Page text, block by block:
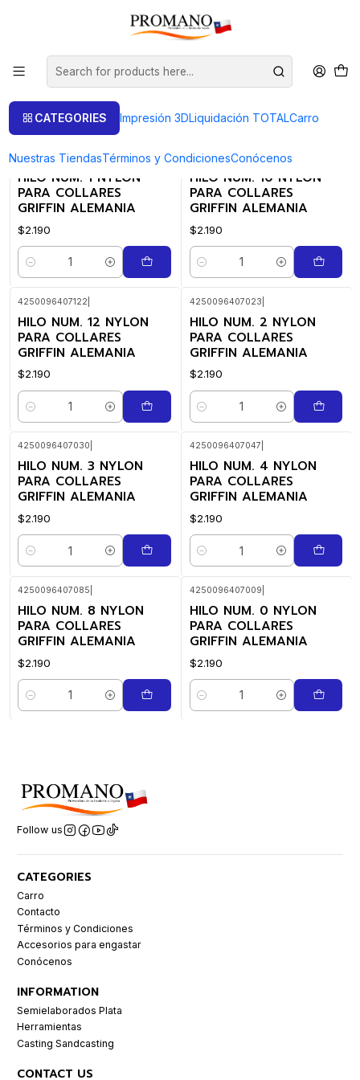
CATEGORIES Impresión 3DLiquidación TOTALCarro
Nuestras TiendasTérminos y CondicionesConócenos
Home Bisutería
Bisutería
FILTERS
4250096407016|
HILO NUM. 1 NYLON
PARA COLLARES
GRIFFIN ALEMANIA
$2.190
Quantity
4250096407108|
HILO NUM. 10 NYLON
PARA COLLARES
GRIFFIN ALEMANIA
$2.190
Quantity
4250096407122
HILO NUM. 12 NYLON
PARA COLLARES
GRIFFIN ALEMANIA
$2.190
Quantity
4250096407023
HILO NUM. 2 NYLON
PARA COLLARES
GRIFFIN ALEMANIA
$2.190
Quantity
4250096407030
HILO NUM. 3 NYLON
PARA COLLARES
GRIFFIN ALEMANIA
$2.190
Quantity
4250096407047
HILO NUM. 4 NYLON
PARA COLLARES
GRIFFIN ALEMANIA
$2.190
Quantity
4250096407085
HILO NUM. 8 NYLON
PARA COLLARES
GRIFFIN ALEMANIA
$2.190
Quantity
4250096407009
HILO NUM. 0 NYLON
PARA COLLARES
GRIFFIN ALEMANIA
$2.190
Quantity
Follow us
CATEGORIES
Carro
Contacto
Términos y Condiciones
Accesorios para engastar
Conócenos
INFORMATION
Semielaborados Plata
Herramientas
Casting Sandcasting
CONTACT US